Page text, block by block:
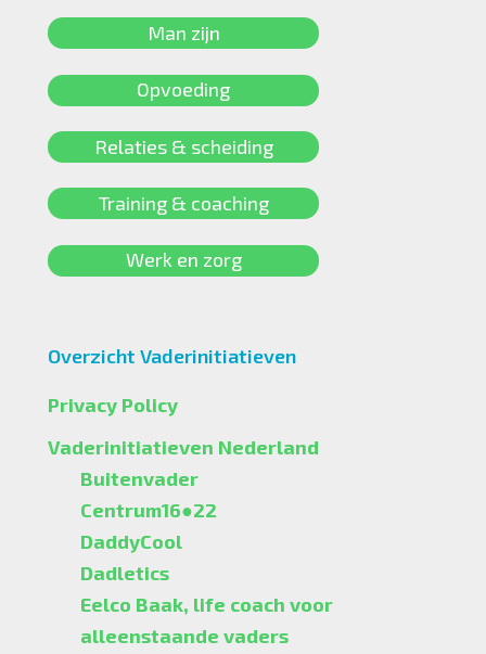
Man zijn
Opvoeding
Relaties & scheiding
Training & coaching
Werk en zorg
Overzicht Vaderinitiatieven
Privacy Policy
Vaderinitiatieven Nederland
Buitenvader
Centrum16●22
DaddyCool
Dadletics
Eelco Baak, life coach voor
alleenstaande vaders